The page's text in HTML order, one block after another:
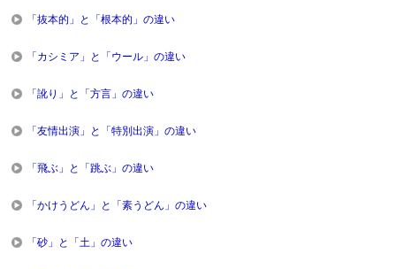
「抜本的」と「根本的」の違い
「カシミア」と「ウール」の違い
「訛り」と「方言」の違い
「友情出演」と「特別出演」の違い
「飛ぶ」と「跳ぶ」の違い
「かけうどん」と「素うどん」の違い
「砂」と「土」の違い